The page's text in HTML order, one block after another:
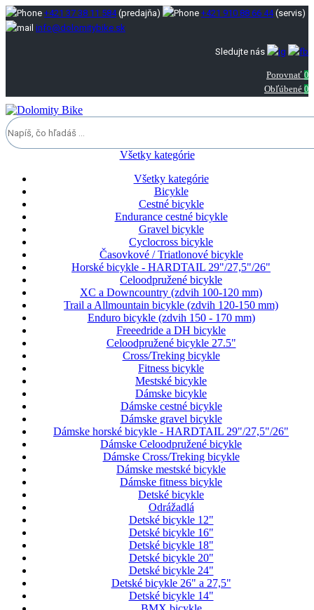
+421 37 38 11 584(predajňa) +421 910 88 66 44(servis)
info@dolomitybike.sk
Sledujte nás
Porovnať 0
Obľúbené 0
Všetky kategórie
Všetky kategórie
Bicykle
Cestné bicykle
Endurance cestné bicykle
Gravel bicykle
Cyclocross bicykle
Časovkové / Triatlonové bicykle
Horské bicykle - HARDTAIL 29"/27,5"/26"
Celoodpružené bicykle
XC a Downcountry (zdvih 100-120 mm)
Trail a Allmountain bicykle (zdvih 120-150 mm)
Enduro bicykle (zdvih 150 - 170 mm)
Freeedride a DH bicykle
Celoodpružené bicykle 27.5"
Cross/Treking bicykle
Fitness bicykle
Mestské bicykle
Dámske bicykle
Dámske cestné bicykle
Dámske gravel bicykle
Dámske horské bicykle - HARDTAIL 29"/27,5"/26"
Dámske Celoodpružené bicykle
Dámske Cross/Treking bicykle
Dámske mestské bicykle
Dámske fitness bicykle
Detské bicykle
Odrážadlá
Detské bicykle 12"
Detské bicykle 16"
Detské bicykle 18"
Detské bicykle 20"
Detské bicykle 24"
Detské bicykle 26" a 27,5"
Detské bicykle 14"